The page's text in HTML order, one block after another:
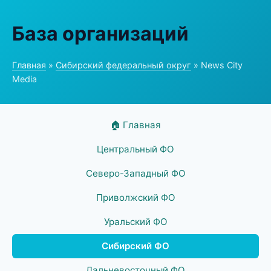
База организаций
Главная » Сибирский федеральный округ » News City
Media
🏠 Главная
Центральный ФО
Северо-Западный ФО
Приволжский ФО
Уральский ФО
Сибирский ФО